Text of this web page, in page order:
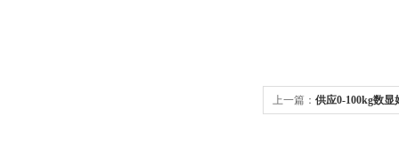
上一篇： 供应0-100kg数